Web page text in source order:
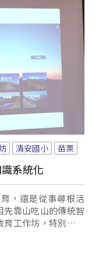
清安國小 苗栗
系統化
，還是從事尋根活
靠山吃山的傳統智
工作坊，特別請來
野教育，以...。